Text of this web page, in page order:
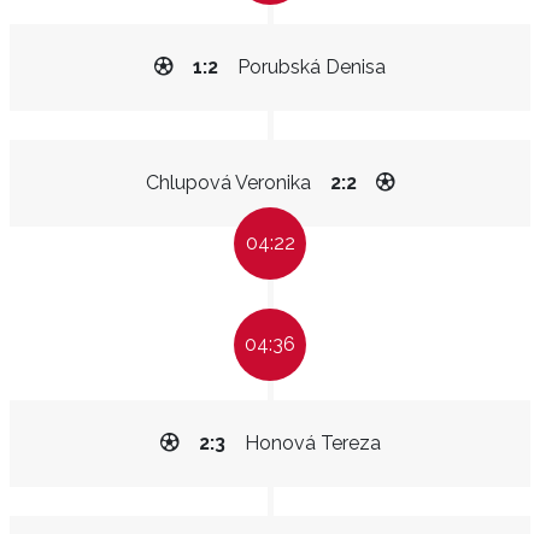
Porubská Denisa
1:2
Chlupová Veronika 2:2
04:22
04:36
Honová Tereza
2:3